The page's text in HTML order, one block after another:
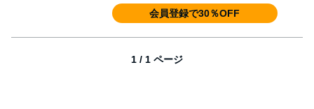
会員登録で30％OFF
1 / 1 ページ